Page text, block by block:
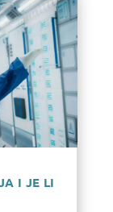
i je li